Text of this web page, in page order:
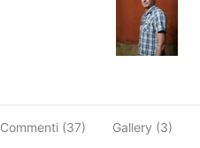
Commenti (37) Gallery (3)